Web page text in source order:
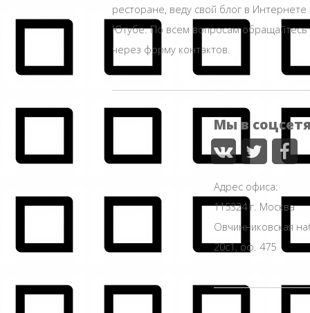
ресторане, веду свой блог в Интернете
Ютубе. По всем вопросам
через форму контактов.
Мы в
Адрес офиса:
115324 г. Москва
Овчинниковская
20с1, оф. 475